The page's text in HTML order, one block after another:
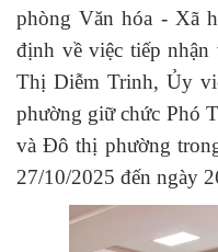
phòng Văn hóa - Xã
định về việc tiếp
Thị Diễm Trinh, Ủy
phường giữ chức Phó
và Đô thị phường
27/10/2025 đến ngày